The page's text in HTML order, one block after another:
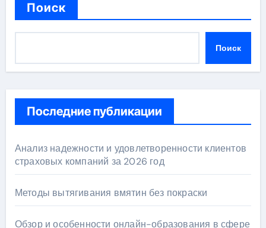
Поиск
Поиск
Последние публикации
Анализ надежности и удовлетворенности клиентов
страховых компаний за 2026 год
Методы вытягивания вмятин без покраски
Обзор и особенности онлайн-образования в сфере